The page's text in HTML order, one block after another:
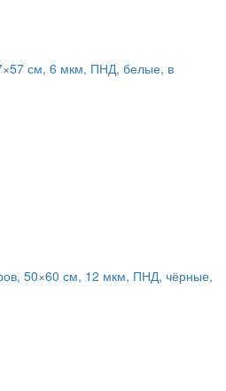
см, 6 мкм, ПНД, белые, в
50×60 см, 12 мкм, ПНД, чёрные,